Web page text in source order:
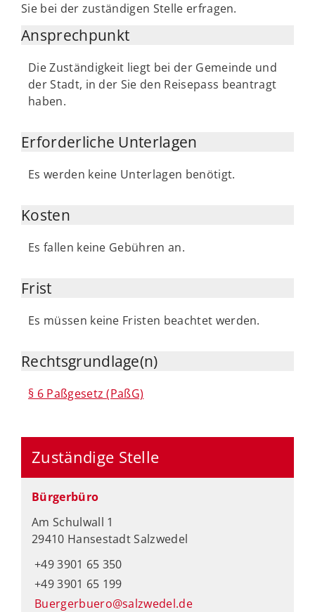
Sie bei der zuständigen Stelle erfragen.
Ansprechpunkt
Die Zuständigkeit liegt bei der Gemeinde und
der Stadt, in der Sie den Reisepass beantragt
haben.
Erforderliche Unterlagen
Es werden keine Unterlagen benötigt.
Kosten
Es fallen keine Gebühren an.
Frist
Es müssen keine Fristen beachtet werden.
Rechtsgrundlage(n)
§ 6 Paßgesetz (PaßG)
Zuständige Stelle
Bürgerbüro
Am Schulwall 1
29410 Hansestadt Salzwedel
+49 3901 65 350
+49 3901 65 199
Buergerbuero@salzwedel.de